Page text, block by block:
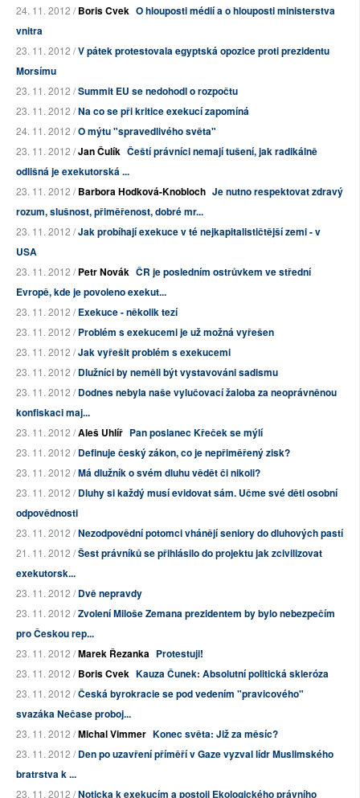
24. 11. 2012 /Boris Cvek O hlouposti médií a o hlouposti ministerstva
vnitra
23. 11. 2012 /V pátek protestovala egyptská opozice proti prezidentu
Morsímu
23. 11. 2012 /Summit EU se nedohodl o rozpočtu
23. 11. 2012 /Na co se při kritice exekucí zapomíná
24. 11. 2012 /O mýtu "spravedlivého světa"
23. 11. 2012 /Jan Čulík Čeští právníci nemají tušení, jak radikálně
odlišná je exekutorská ...
23. 11. 2012 /Barbora Hodková-Knobloch Je nutno respektovat zdravý
rozum, slušnost, přiměřenost, dobré mr...
23. 11. 2012 /Jak probíhají exekuce v té nejkapitalističtější zemi - v
USA
23. 11. 2012 /Petr Novák ČR je posledním ostrůvkem ve střední
Evropě, kde je povoleno exekut...
23. 11. 2012 /Exekuce - několik tezí
23. 11. 2012 /Problém s exekucemi je už možná vyřešen
23. 11. 2012 /Jak vyřešit problém s exekucemi
23. 11. 2012 /Dlužníci by neměli být vystavováni sadismu
23. 11. 2012 /Dodnes nebyla naše vylučovací žaloba za neoprávněnou
konfiskaci maj...
23. 11. 2012 /Aleš Uhlíř Pan poslanec Křeček se mýlí
23. 11. 2012 /Definuje český zákon, co je nepřiměřený zisk?
23. 11. 2012 /Má dlužník o svém dluhu vědět či nikoli?
23. 11. 2012 /Dluhy si každý musí evidovat sám. Učme své děti osobní
odpovědnosti
23. 11. 2012 /Nezodpovědní potomci vhánějí seniory do dluhových pastí
21. 11. 2012 /Šest právníků se přihlásilo do projektu jak zcivilizovat
exekutorsk...
23. 11. 2012 /Dvě nepravdy
23. 11. 2012 /Zvolení Miloše Zemana prezidentem by bylo nebezpečím
pro Českou rep...
23. 11. 2012 /Marek Řezanka Protestuji!
23. 11. 2012 /Boris Cvek Kauza Čunek: Absolutní politická skleróza
23. 11. 2012 /Česká byrokracie se pod vedením "pravicového"
svazáka Nečase proboj...
23. 11. 2012 /Michal Vimmer Konec světa: Již za měsíc?
23. 11. 2012 /Den po uzavření příměří v Gaze vyzval lídr Muslimského
bratrstva k ...
23. 11. 2012 /Noticka k exekucím a postoji Ekologického právního